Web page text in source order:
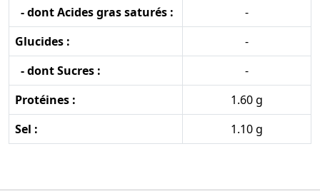
- dont Acides gras saturés :
-
Glucides :
-
- dont Sucres :
-
Protéines :
1.60 g
Sel :
1.10 g